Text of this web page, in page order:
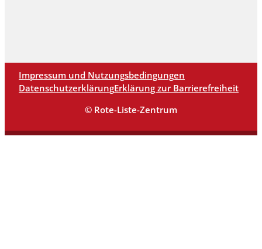
Impressum und Nutzungsbedingungen
DatenschutzerklärungErklärung zur Barrierefreiheit
© Rote-Liste-Zentrum